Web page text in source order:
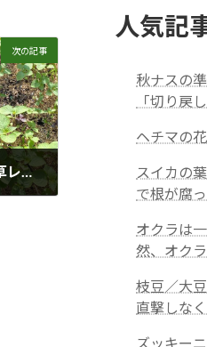
次の記事
いちご畑に紫蘇が大量発芽 もはや雑草レベル
人気記
秋ナスの
「切り戻
ヘチマの
スイカの
で根が腐
オクラは
然、オク
枝豆／大
直撃しな
ズッキー